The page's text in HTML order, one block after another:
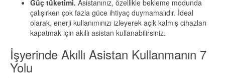
Güç tüketimi. Asistanınız, özellikle bekleme modunda
çalışırken çok fazla güce ihtiyaç duymamalıdır. İdeal
olarak, enerji kullanımınızı izleyerek açık kalmış cihazları
kapatmak için akıllı asistan kullanabilirsiniz.
İşyerinde Akıllı Asistan Kullanmanın 7
Yolu